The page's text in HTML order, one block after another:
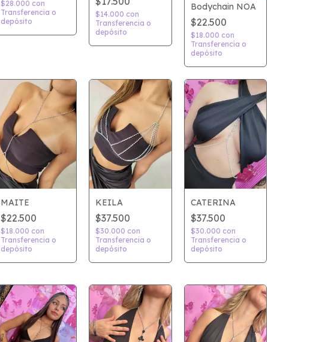
$28.000 con
Transferencia o
depósito
$14.000 con
Transferencia o
depósito
Bodychain NOA
$22.500
$18.000 con
Transferencia o
depósito
MAITE
$22.500
$18.000 con
Transferencia o
depósito
KEILA
$37.500
$30.000 con
Transferencia o
depósito
CATERINA
$37.500
$30.000 con
Transferencia o
depósito